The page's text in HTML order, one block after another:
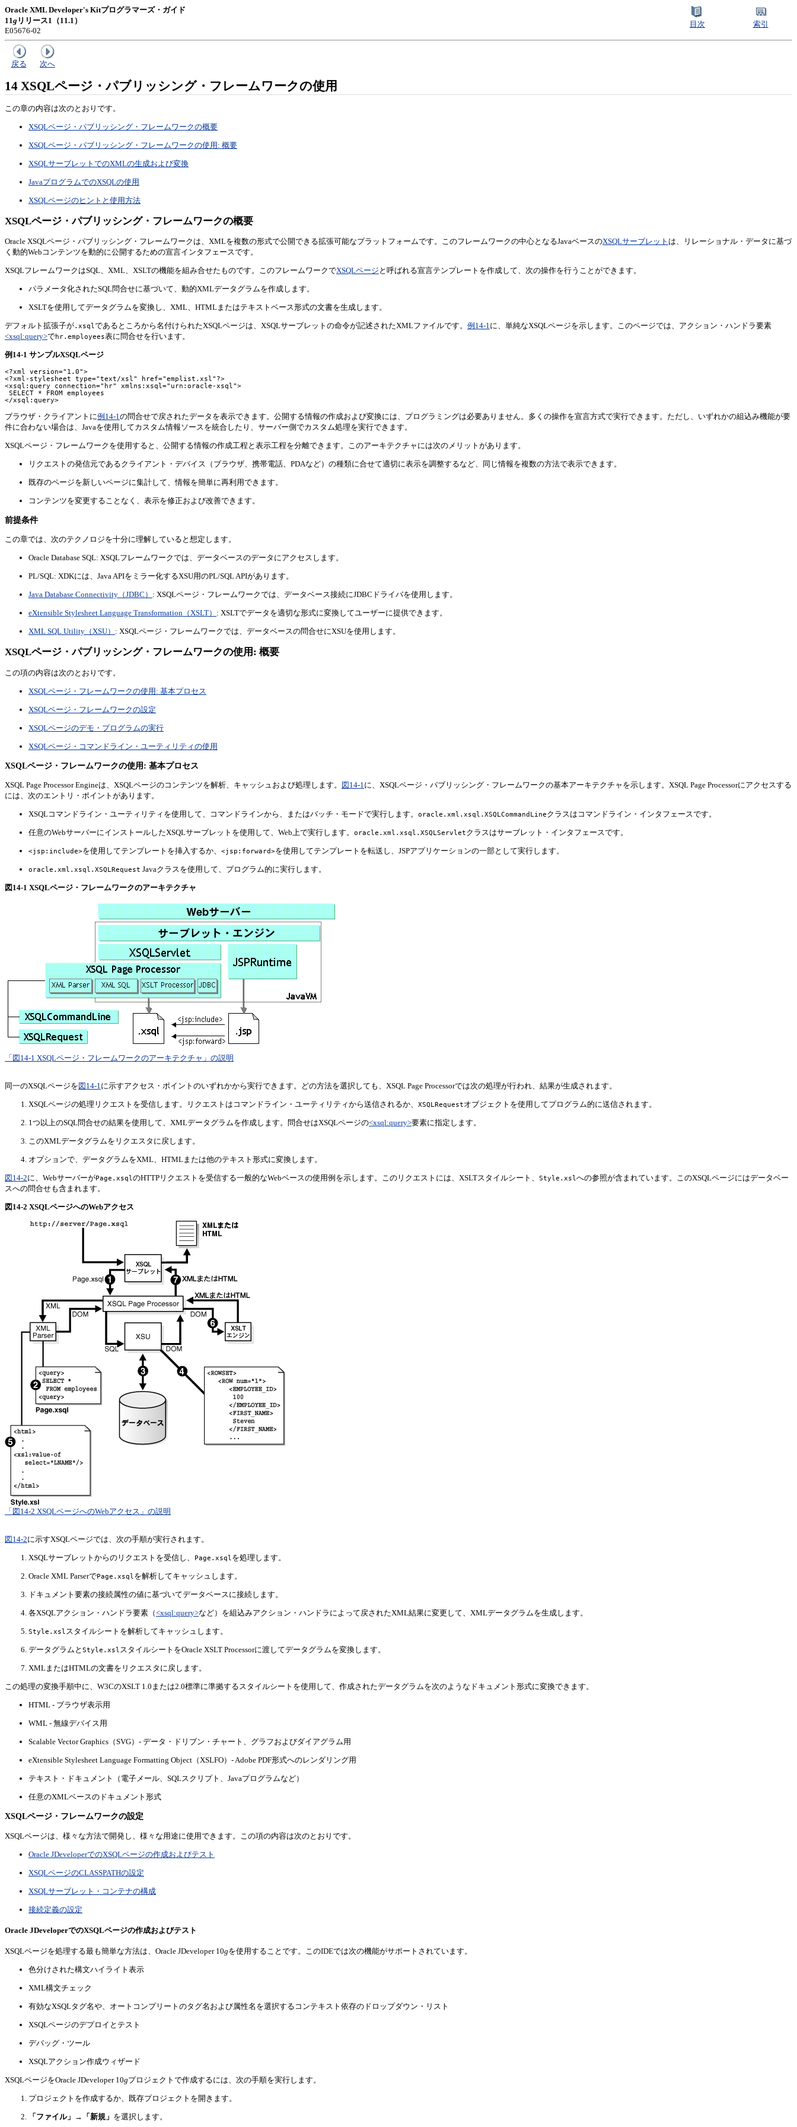
Oracle XML Developer's Kitプログラマーズ・ガイド
11g リリース1（11.1）
E05676-02
目次 索引
戻る 次へ
14 XSQLページ・パブリッシング・フレームワークの使用
この章の内容は次のとおりです。
XSQLページ・パブリッシング・フレームワークの概要
XSQLページ・パブリッシング・フレームワークの使用: 概要
XSQLサーブレットでのXMLの生成および変換
JavaプログラムでのXSQLの使用
XSQLページのヒントと使用方法
XSQLページ・パブリッシング・フレームワークの概要
Oracle XSQLページ・パブリッシング・フレームワークは、XMLを複数の形式で公開できる拡張可能なプラットフォームです。このフレームワークの中心となるJavaベースのXSQLサーブレット は、リレーショナル・データに基づ
く動的Webコンテンツを動的に公開するための宣言インタフェースです。
XSQLフレームワークはSQL、XML、XSLTの機能を組み合せたものです。このフレームワークでXSQLページ と呼ばれる宣言テンプレートを作成して、次の操作を行うことができます。
パラメータ化されたSQL問合せに基づいて、動的XMLデータグラムを作成します。
XSLTを使用してデータグラムを変換し、XML、HTMLまたはテキストベース形式の文書を生成します。
デフォルト拡張子が.xsql であるところから名付けられたXSQLページは、XSQLサーブレットの命令が記述されたXMLファイルです。 例14-1 に、単純なXSQLページを示します。このページでは、アクション・ハンドラ要素
<xsql:query>でhr.employees表に問合せを行います。
例14-1 サンプルXSQLページ
<?xml version="1.0">
<?xml-stylesheet type="text/xsl" href="emplist.xsl"?>
<xsql:query connection="hr" xmlns:xsql="urn:oracle-xsql">
SELECT * FROM employees
ブラウザ・クライアントに例14-1 の問合せで戻されたデータを表示できます。公開する情報の作成および変換には、プログラミングは必要ありません。多くの操作を宣言方式で実行できます。ただし、いずれかの組込み機能が要
件に合わない場合は、Javaを使用してカスタム情報ソースを統合したり、サーバー側でカスタム処理を実行できます。
XSQLページ・フレームワークを使用すると、公開する情報の作成工程と表示工程を分離できます。このアーキテクチャには次のメリットがあります。
リクエストの発信元であるクライアント・デバイス（ブラウザ、携帯電話、PDAなど）の種類に合せて適切に表示を調整するなど、同じ情報を複数の方法で表示できます。
既存のページを新しいページに集計して、情報を簡単に再利用できます。
コンテンツを変更することなく、表示を修正および改善できます。
前提条件
この章では、次のテクノロジを十分に理解していると想定します。
Oracle Database SQL: XSQLフレームワークでは、データベースのデータにアクセスします。
PL/SQL: XDKには、Java APIをミラー化するXSU用のPL/SQL APIがあります。
Java Database Connectivity（JDBC） : XSQLページ・フレームワークでは、データベース接続にJDBCドライバを使用します。
eXtensible Stylesheet Language Transformation（XSLT） : XSLTでデータを適切な形式に変換してユーザーに提供できます。
XML SQL Utility（XSU） : XSQLページ・フレームワークでは、データベースの問合せにXSUを使用します。
XSQLページ・パブリッシング・フレームワークの使用: 概要
この項の内容は次のとおりです。
XSQLページ・フレームワークの使用: 基本プロセス
XSQLページ・フレームワークの設定
XSQLページのデモ・プログラムの実行
XSQLページ・コマンドライン・ユーティリティの使用
XSQLページ・フレームワークの使用: 基本プロセス
XSQL Page Processor Engineは、XSQLページのコンテンツを解析、キャッシュおよび処理します。 図14-1に、XSQLページ・パブリッシング・フレームワークの基本アーキテクチャを示します。XSQL Page Processorにアクセスする
には、次のエントリ・ポイントがあります。
XSQLコマンドライン・ユーティリティを使用して、コマンドラインから、またはバッチ・モードで実行します。 oracle.xml.xsql.XSQLCommandLineクラスはコマンドライン・インタフェースです。
任意のWebサーバーにインストールしたXSQLサーブレットを使用して、Web上で実行します。 oracle.xml.xsql.XSQLServletクラスはサーブレット・インタフェースです。
<jsp:include>を使用してテンプレートを挿入するか、 <jsp:forward>を使用してテンプレートを転送し、JSPアプリケーションの一部として実行します。
oracle.xml.xsql.XSQLRequest Javaクラスを使用して、プログラム的に実行します。
図14-1 XSQLページ・フレームワークのアーキテクチャ
「図14-1 XSQLページ・フレームワークのアーキテクチャ」の説明
同一のXSQLページを 図14-1に示すアクセス・ポイントのいずれかから実行できます。どの方法を選択しても、XSQL Page Processorでは次の処理が行われ、結果が生成されます。
XSQLページの処理リクエストを受信します。リクエストはコマンドライン・ユーティリティから送信されるか、 XSQLRequestオブジェクトを使用してプログラム的に送信されます。
1つ以上のSQL問合せの結果を使用して、XMLデータグラムを作成します。問合せはXSQLページの<xsql:query>要素に指定します。
このXMLデータグラムをリクエスタに戻します。
オプションで、データグラムをXML、HTMLまたは他のテキスト形式に変換します。
図14-2に、WebサーバーがPage.xsql のHTTPリクエストを受信する一般的なWebベースの使用例を示します。このリクエストには、XSLTスタイルシート、 Style.xsl への参照が含まれています。このXSQLページにはデータベー
スへの問合せも含まれます。
図14-2 XSQLページへのWebアクセス
「図14-2 XSQLページへのWebアクセス」の説明
図14-2に示すXSQLページでは、次の手順が実行されます。
XSQLサーブレットからのリクエストを受信し、 Page.xsql を処理します。
Oracle XML ParserでPage.xsql を解析してキャッシュします。
ドキュメント要素の接続属性の値に基づいてデータベースに接続します。
各XSQLアクション・ハンドラ要素（<xsql:query>など）を組込みアクション・ハンドラによって戻されたXML結果に変更して、XMLデータグラムを生成します。
Style.xsl スタイルシートを解析してキャッシュします。
データグラムと Style.xsl スタイルシートをOracle XSLT Processorに渡してデータグラムを変換します。
XMLまたはHTMLの文書をリクエスタに戻します。
この処理の変換手順中に、W3CのXSLT 1.0または2.0標準に準拠するスタイルシートを使用して、作成されたデータグラムを次のようなドキュメント形式に変換できます。
HTML - ブラウザ表示用
WML - 無線デバイス用
Scalable Vector Graphics（SVG）- データ・ドリブン・チャート、グラフおよびダイアグラム用
eXtensible Stylesheet Language Formatting Object（XSLFO）- Adobe PDF形式へのレンダリング用
テキスト・ドキュメント（電子メール、SQLスクリプト、Javaプログラムなど）
任意のXMLベースのドキュメント形式
XSQLページ・フレームワークの設定
XSQLページは、様々な方法で開発し、様々な用途に使用できます。この項の内容は次のとおりです。
Oracle JDeveloperでのXSQLページの作成およびテスト
XSQLページのCLASSPATHの設定
XSQLサーブレット・コンテナの構成
接続定義の設定
Oracle JDeveloperでのXSQLページの作成およびテスト
XSQLページを処理する最も簡単な方法は、Oracle JDeveloper 10gを使用することです。このIDEでは次の機能がサポートされています。
色分けされた構文ハイライト表示
XML構文チェック
有効なXSQLタグ名や、オートコンプリートのタグ名および属性名を選択するコンテキスト依存のドロップダウン・リスト
XSQLページのデプロイとテスト
デバッグ・ツール
XSQLアクション作成ウィザード
XSQLページをOracle JDeveloper 10gプロジェクトで作成するには、次の手順を実行します。
プロジェクトを作成するか、既存プロジェクトを開きます。
「ファイル」 → 「新規」 を選択します。